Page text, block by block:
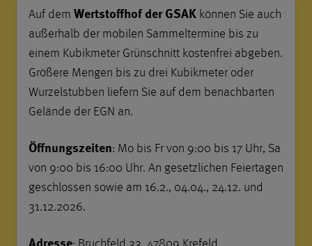
Auf dem Wertstoffhof der GSAK können Sie auch
außerhalb der mobilen Sammeltermine bis zu
einem Kubikmeter Grünschnitt kostenfrei abgeben.
Größere Mengen bis zu drei Kubikmeter oder
Wurzelstubben liefern Sie auf dem benachbarten
Gelände der EGN an.
Öffnungszeiten: Mo bis Fr von 9:00 bis 17 Uhr, Sa
von 9:00 bis 16:00 Uhr. An gesetzlichen Feiertagen
geschlossen sowie am 16.2., 04.04., 24.12. und
31.12.2026.
: Bruchfeld 33, 47809 Krefeld